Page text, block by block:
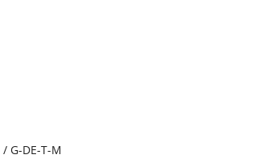
/ G-DE-T-M